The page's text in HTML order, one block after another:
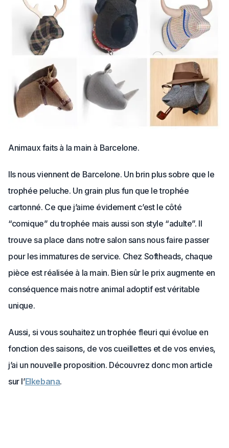
Animaux faits à la main à Barcelone.
Ils nous viennent de Barcelone. Un brin plus sobre que le
trophée peluche. Un grain plus fun que le trophée
cartonné. Ce que j’aime évidement c’est le côté
“comique” du trophée mais aussi son style “adulte”. Il
trouve sa place dans notre salon sans nous faire passer
pour les immatures de service. Chez Softheads, chaque
pièce est réalisée à la main. Bien sûr le prix augmente en
conséquence mais notre animal adoptif est véritable
unique.
Aussi, si vous souhaitez un trophée fleuri qui évolue en
fonction des saisons, de vos cueillettes et de vos envies,
j’ai un nouvelle proposition. Découvrez donc mon article
sur l’Elkebana.